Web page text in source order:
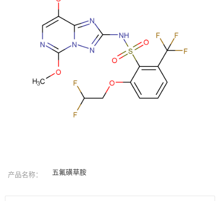
产品名称： 五氟磺草胺